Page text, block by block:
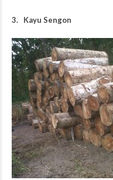
3. Kayu Sengon